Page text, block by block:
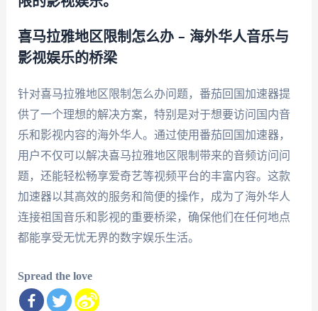
喜马拉雅地区限制怎么办 – 海外华人音乐与
影视娱乐的桥梁
针对喜马拉雅地区限制怎么办问题，番茄回国加速器提
供了一个理想的解决方案，特别是对于想要访问国内音
乐和影视内容的海外华人。通过使用番茄回国加速器，
用户不仅可以解决喜马拉雅地区限制带来的音频访问问
题，还能轻松畅享爱奇艺等视频平台的丰富内容。这款
加速器以其高效的服务和简便的操作，成为了海外华人
连接祖国音乐和影视的重要桥梁，确保他们在任何地点
都能享受无忧无界的数字娱乐生活。
Spread the love